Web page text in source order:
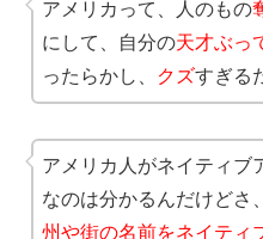
アメリカって、人のもの
にして、自分の天才ぶっ
ったらかし、
クズすぎる
アメリカ人がネイティブ
なのは分かるんだけどさ
州や街の名前をネイティ